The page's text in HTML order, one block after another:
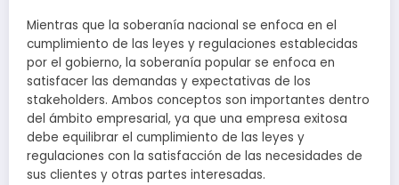
Mientras que la soberanía nacional se enfoca en el
cumplimiento de las leyes y regulaciones establecidas
por el gobierno, la soberanía popular se enfoca en
satisfacer las demandas y expectativas de los
stakeholders. Ambos conceptos son importantes dentro
del ámbito empresarial, ya que una empresa exitosa
debe equilibrar el cumplimiento de las leyes y
regulaciones con la satisfacción de las necesidades de
sus clientes y otras partes interesadas.